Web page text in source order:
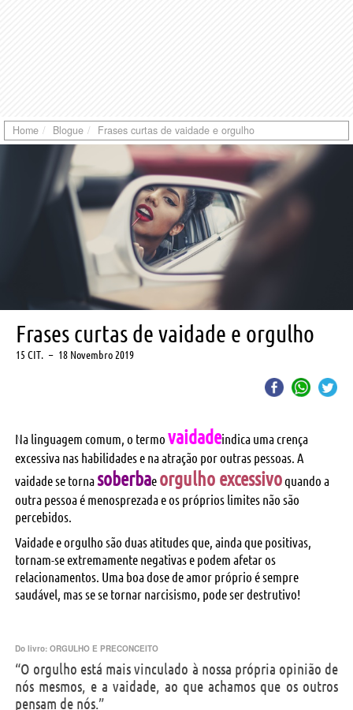
Home Blogue Frases curtas de vaidade e orgulho
Frases curtas de vaidade e orgulho
15 CIT. – 18 Novembro 2019
Na linguagem comum, o termo vaidadeindica uma crença
excessiva nas habilidades e na atração por outras pessoas. A
vaidade se tornasoberbae orgulho excessivoquando a
outra pessoa é menosprezada e os próprios limites não são
percebidos.
Vaidade e orgulho são duas atitudes que, ainda que positivas,
tornam-se extremamente negativas e podem afetar os
relacionamentos. Uma boa dose de amor próprio é sempre
saudável, mas se se tornar narcisismo, pode ser destrutivo!
Do livro: ORGULHO E PRECONCEITO
“O orgulho está mais vinculado à nossa própria opinião de
nós mesmos, e a vaidade, ao que achamos que os outros
pensam de nós.”